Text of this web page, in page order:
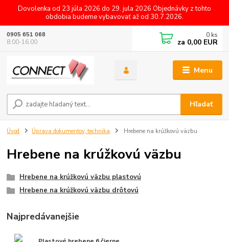
Dovolenka od 23 júla 2026 do 29. jula 2026 Objednávky z tohto
obdobia budeme vybavovať až od 30.7.2026.
Menu
Hľadať
0905 651 068
8.00-16.00
0 ks
za 0,00 EUR
Úvod Úprava dokumentov, technika Hrebene na krúžkovú väzbu
Hrebene na krúžkovú väzbu
Hrebene na krúžkovú väzbu plastovú
Hrebene na krúžkovú väzbu drôtovú
Najpredávanejšie